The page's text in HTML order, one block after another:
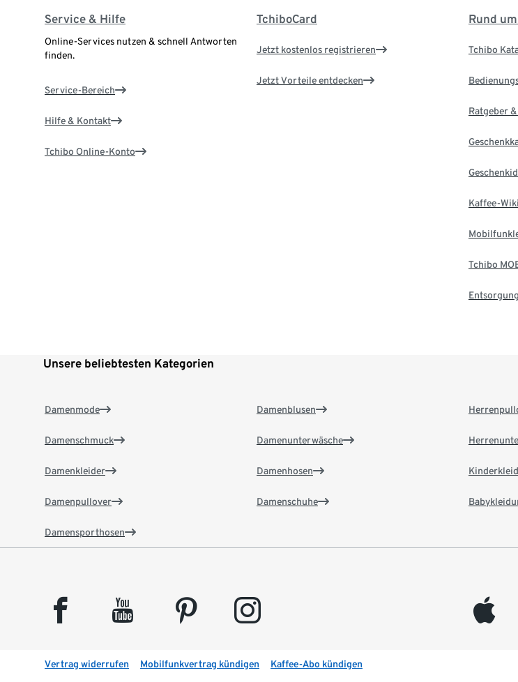
Service & Hilfe
Online-Services nutzen & schnell Antworten
finden.
Service-Bereich
Hilfe & Kontakt
Tchibo Online-Konto
TchiboCard
Jetzt kostenlos registrieren
Jetzt Vorteile entdecken
Rund
Tchibo
Ratgeber
Kaffee-Wiki
Tchibo
Unsere beliebtesten Kategorien
Damenmode
Damenschmuck
Damenkleider
Damenpullover
Damensporthosen
Damenblusen
Damenunterwäsche
Damenhosen
Damenschuhe
facebook youtube pinterest instagram appleinc
Vertrag widerrufen Mobilfunkvertrag kündigen Kaffee-Abo kündigen